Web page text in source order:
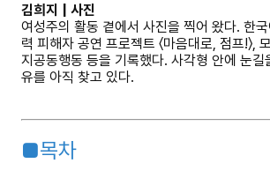
김희지 | 사진
여성주의 활동 곁에서 사진을 찍어 왔다. 한
력 피해자 공연 프로젝트 〈마음대로, 점프!〉,
지공동행동 등을 기록했다. 사각형 안에 눈길
유를 아직 찾고 있다.
■목차